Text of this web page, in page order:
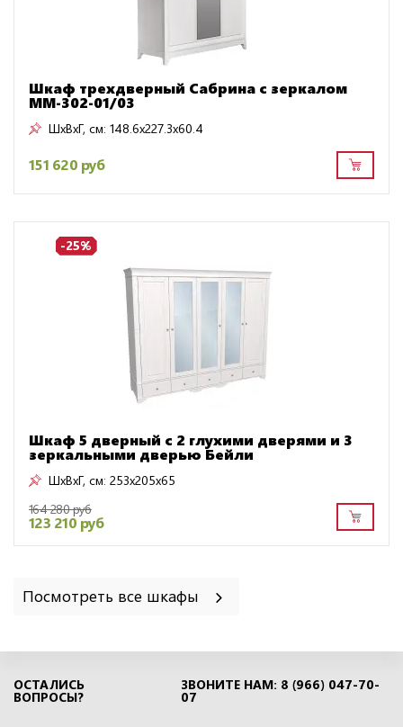
Шкаф трехдверный Сабрина с зеркалом
ММ-302-01/03
ШxВxГ, см: 148.6x227.3x60.4
151 620 руб
-25%
Шкаф 5 дверный с 2 глухими дверями и 3
зеркальными дверью Бейли
ШxВxГ, см: 253x205x65
164 280 руб
123 210 руб
Посмотреть все шкафы
ОСТАЛИСЬ
ВОПРОСЫ?
ЗВОНИТЕ НАМ: 8 (966) 047-70-
07